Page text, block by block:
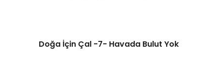
Doğa İçin Çal -7- Havada Bulut Yok